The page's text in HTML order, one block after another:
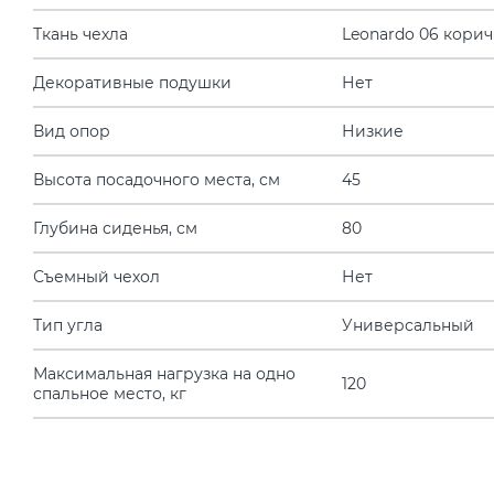
Ткань чехла Leonardo 06
Декоративные подушки Нет
Вид опор Низкие
Высота посадочного места, см 45
Глубина сиденья, см 80
Съемный чехол Нет
Тип угла Универсальный
Максимальная нагрузка на одно
спальное место, кг
120